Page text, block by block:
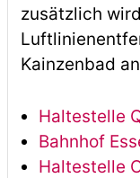
zusätzlich
Kainzenbad
Haltestelle
Bahnhof
Haltestelle